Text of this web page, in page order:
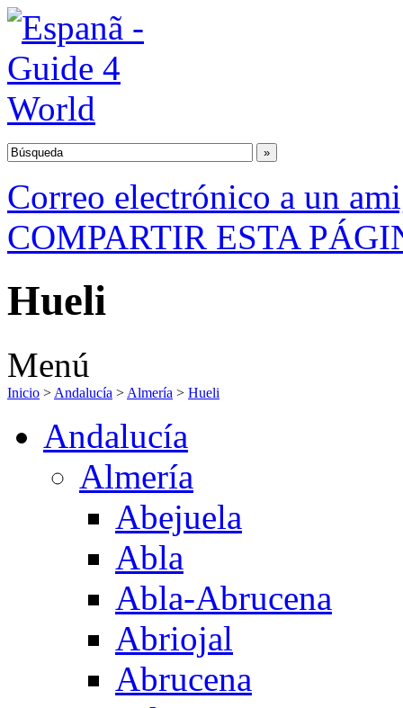
Correo electrónico a un
COMPARTIR ESTA
Hueli
Menú
Inicio > Andalucía > Almería > Hueli
Andalucía
Almería
Abejuela
Abla
Abla-Abrucena
Abriojal
Abrucena